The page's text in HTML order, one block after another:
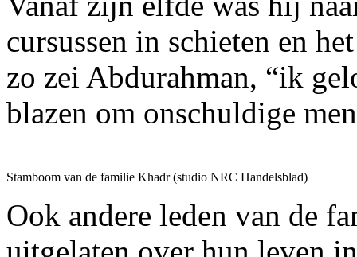
cursussen in schieten en
zo zei Abdurahman, “ik
blazen om onschuldige
Stamboom van de familie Khadr (studio NRC Handelsblad)
Ook andere leden van de